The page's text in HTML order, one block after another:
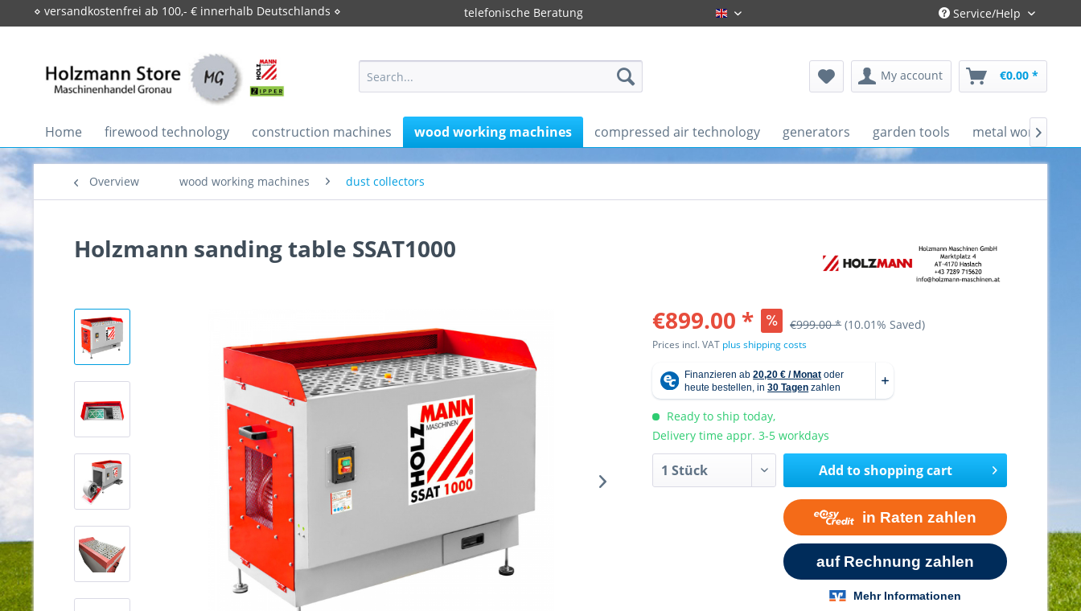
⋄ versandkostenfrei ab 100,- € innerhalb Deutschlands ⋄ telefonische Beratung Englisch Service/Help
My account €0.00 *
Home firewood technology construction machines wood working machines compressed air technology generators garden tools metal working

Overview wood working machines dust collectors
Holzmann sanding table SSAT1000
€899.00 * €999.00 * (10.01% Saved)
Prices incl. VAT plus shipping costs
Ready to ship today,
Delivery time appr. 3-5 workdays
Add toshopping cart